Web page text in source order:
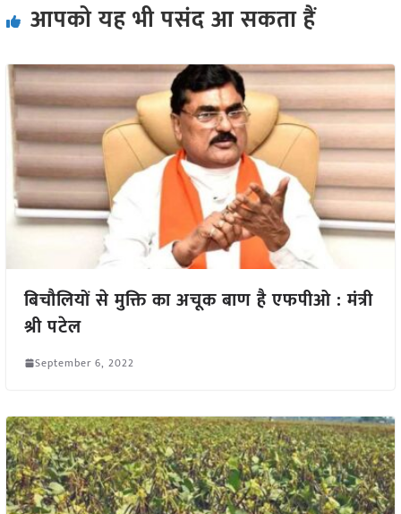
आपको यह भी पसंद आ सकता हैं
बिचौलियों से मुक्ति का अचूक बाण है एफपीओ : मंत्री
श्री पटेल
September 6, 2022